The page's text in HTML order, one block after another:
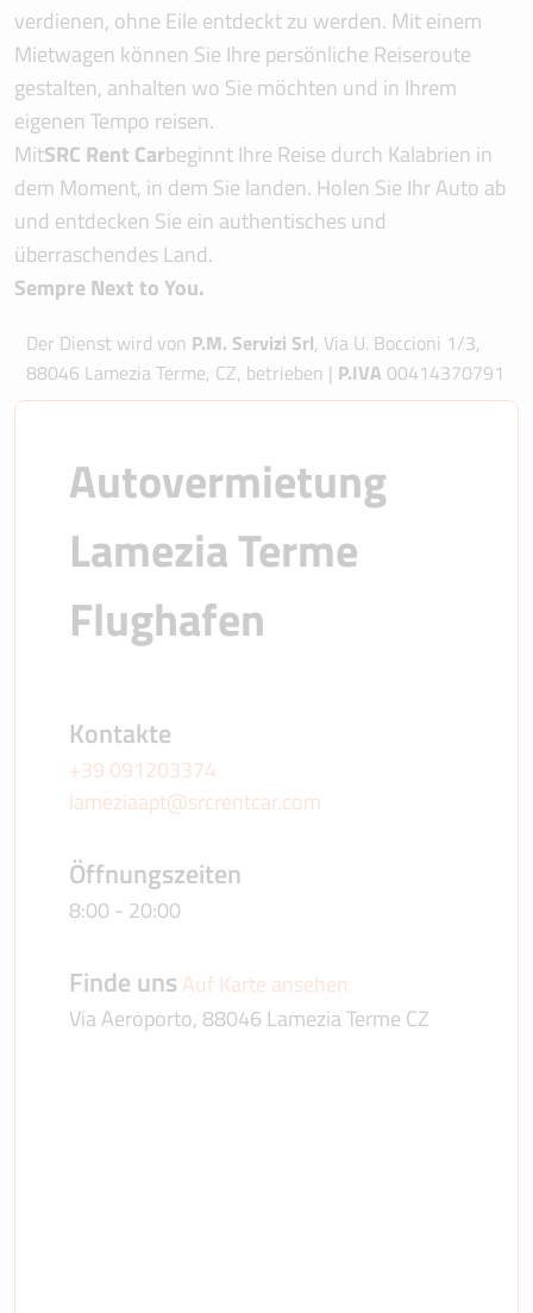
verdienen, ohne Eile entdeckt zu werden. Mit einem
Mietwagen können Sie Ihre persönliche Reiseroute
gestalten, anhalten wo Sie möchten und in Ihrem
eigenen Tempo reisen.
MitSRC Rent Carbeginnt Ihre Reise durch Kalabrien in
dem Moment, in dem Sie landen. Holen Sie Ihr Auto ab
und entdecken Sie ein authentisches und
überraschendes Land.
Sempre Next to You.
Der Dienst wird von P.M. Servizi Srl, Via U. Boccioni 1/3,
88046 Lamezia Terme, CZ, betrieben | P.IVA 00414370791
Autovermietung
Lamezia Terme
Flughafen
Kontakte
+39 091203374
lameziaapt@srcrentcar.com
Öffnungszeiten
8:00 - 20:00
Finde uns Auf Karte ansehen
Via Aeroporto, 88046 Lamezia Terme CZ